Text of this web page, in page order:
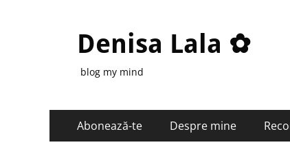
Denisa Lala ✿
blog my mind
Primary
Menu
Abonează-te Despre mine